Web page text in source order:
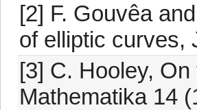
[2] F. Gouvêa
of elliptic curves,
[3] C. Hooley,
Mathematika 14